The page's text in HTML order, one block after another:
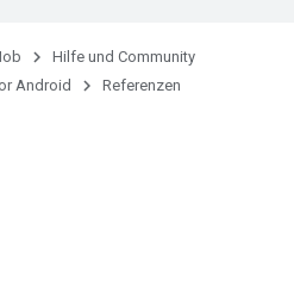
Hilfe und Community
Android
Referenzen